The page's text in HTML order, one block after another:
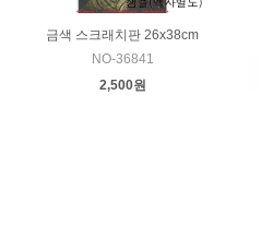
금색 스크래치판 26x38cm
NO-36841
2,500원